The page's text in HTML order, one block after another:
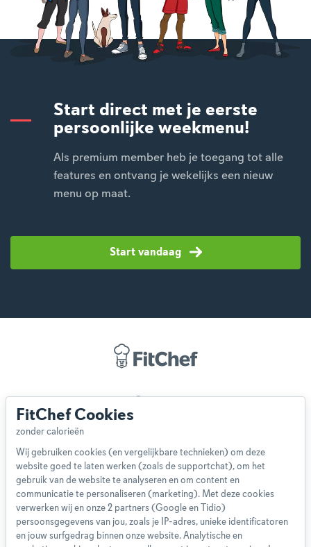
Start direct met je eerste
persoonlijke weekmenu!
Als premium member heb je toegang tot alle
features en ontvang je wekelijks een nieuw
menu op maat.
Start vandaag
Over ons
Blog
Disclaimer
Gebruikersvoorwaarden
Methodologie
Privacybeleid
Cookieverklaring
FitChef Cookies
Wij gebruiken cookies (en vergelijkbare technieken) om deze
website goed te laten werken (zoals de supportchat), om het
gebruik van de website te analyseren en om content en
communicatie te personaliseren (marketing). Met deze cookies
verwerken wij en onze 2 partners (Google en Tidio)
persoonsgegevens van jou, zoals je IP-adres, unieke identificatoren
en jouw surfgedrag binnen onze website. Analytische en